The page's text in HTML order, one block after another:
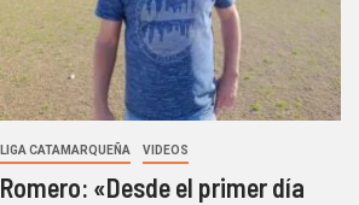
LIGA CATAMARQUEÑA VIDEOS
Romero: «Desde el primer día